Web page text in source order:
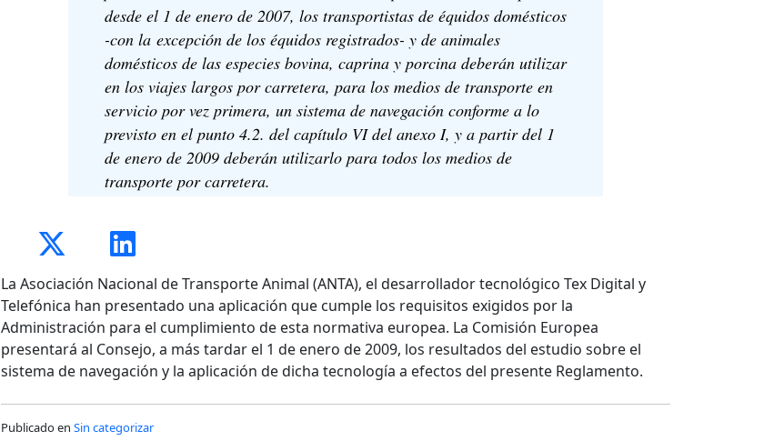
desde el 1 de enero de 2007, los transportistas de équidos domésticos
-con la excepción de los équidos registrados- y de animales
domésticos de las especies bovina, caprina y porcina deberán utilizar
en los viajes largos por carretera, para los medios de transporte en
servicio por vez primera, un sistema de navegación conforme a lo
previsto en el punto 4.2. del capítulo VI del anexo I, y a partir del 1
de enero de 2009 deberán utilizarlo para todos los medios de
transporte por carretera.
La Asociación Nacional de Transporte Animal (ANTA), el desarrollador tecnológico Tex Digital y
Telefónica han presentado una aplicación que cumple los requisitos exigidos por la
Administración para el cumplimiento de esta normativa europea. La Comisión Europea
presentará al Consejo, a más tardar el 1 de enero de 2009, los resultados del estudio sobre el
sistema de navegación y la aplicación de dicha tecnología a efectos del presente Reglamento.
Publicado en Sin categorizar